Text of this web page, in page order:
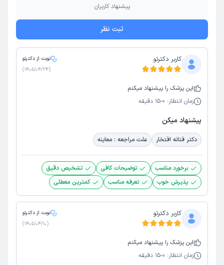
پیشنهاد کاربران
ثبت نظر
کاربر دکترتو
نوبت از دکترتو
(
1405/04/24
)
این پزشک را پیشنهاد میکنم
زمان انتظار: 0-15 دقیقه
پیشنهاد میکن
دکتر فتانه افتخار علت مراجعه : معاینه
برخورد مناسب توضیحات کافی
تشخیص دقیق
پذیرش خوب
تعرفه مناسب کمترین معطلی
کاربر دکترتو
نوبت از دکترتو
(
1405/04/10
)
این پزشک را پیشنهاد میکنم
زمان انتظار: 0-15 دقیقه